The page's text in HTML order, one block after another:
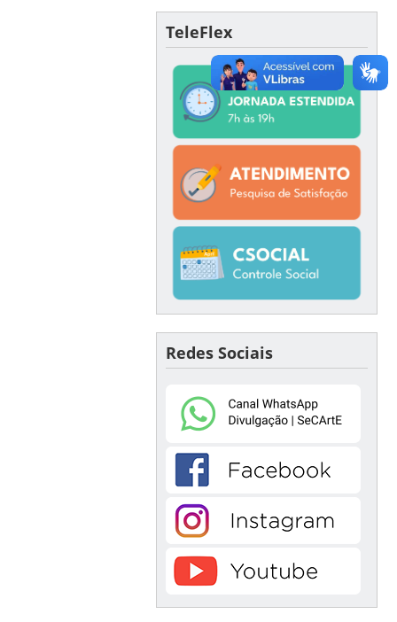
TeleFlex
Redes Sociais